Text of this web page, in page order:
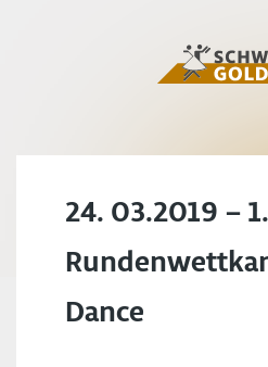
24. 03.2019 –
Dance